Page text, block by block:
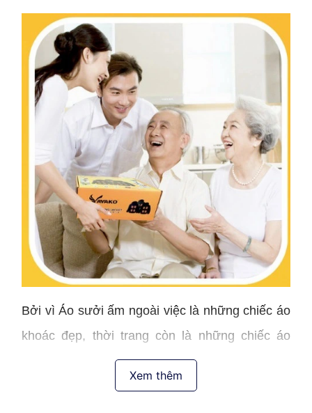
Bởi vì Áo sưởi ấm ngoài việc là những chiếc áo
khoác đẹp, thời trang còn là những chiếc áo
giúp cơ thể người mặc luôn được ấm tự nhiên
nhờ công nghệ sưởi ấm Pin
Lithium Polymer
Xem thêm